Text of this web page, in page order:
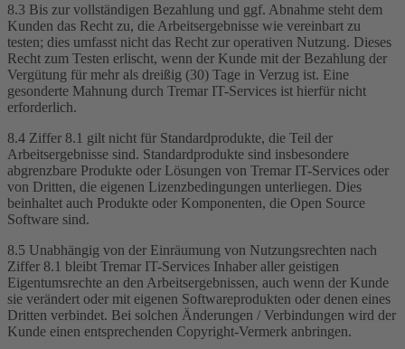
8.3 Bis zur vollständigen Bezahlung und ggf. Abnahme steht dem
Kunden das Recht zu, die Arbeitsergebnisse wie vereinbart zu
testen; dies umfasst nicht das Recht zur operativen Nutzung. Dieses
Recht zum Testen erlischt, wenn der Kunde mit der Bezahlung der
Vergütung für mehr als dreißig (30) Tage in Verzug ist. Eine
gesonderte Mahnung durch Tremar IT-Services ist hierfür nicht
erforderlich.
8.4 Ziffer 8.1 gilt nicht für Standardprodukte, die Teil der
Arbeitsergebnisse sind. Standardprodukte sind insbesondere
abgrenzbare Produkte oder Lösungen von Tremar IT-Services oder
von Dritten, die eigenen Lizenzbedingungen unterliegen. Dies
beinhaltet auch Produkte oder Komponenten, die Open Source
Software sind.
8.5 Unabhängig von der Einräumung von Nutzungsrechten nach
Ziffer 8.1 bleibt Tremar IT-Services Inhaber aller geistigen
Eigentumsrechte an den Arbeitsergebnissen, auch wenn der Kunde
sie verändert oder mit eigenen Softwareprodukten oder denen eines
Dritten verbindet. Bei solchen Änderungen / Verbindungen wird der
Kunde einen entsprechenden Copyright-Vermerk anbringen.